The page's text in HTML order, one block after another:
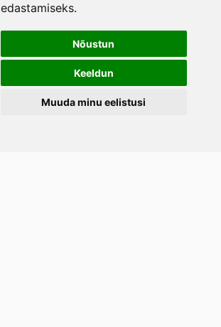
edastamiseks.
Nõustun
Keeldun
Muuda minu eelistusi